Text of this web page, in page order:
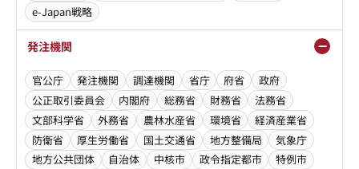
e-Japan戦略
発注機関
官公庁 発注機関 調達機関 省庁 府省
政府
公正取引委員会
内閣府 総務省 財務省
法務省
文部科学省
外務省 農林水産省 環境省
経済産業省
防衛省
厚生労働省 国土交通省 地方整備局
気象庁
地方公共団体
自治体 中核市 政令指定都市
特例市